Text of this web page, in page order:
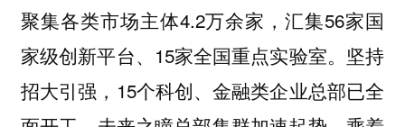
聚集各类市场主体4.2万余家，汇集56家国
家级创新平台、15家全国重点实验室。坚持
招大引强，15个科创、金融类企业总部已全